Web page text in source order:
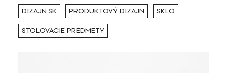
DIZAJN.SK PRODUKTOVÝ DIZAJN SKLO
STOLOVACIE PREDMETY